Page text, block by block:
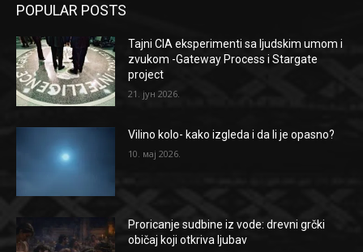
POPULAR POSTS
Tajni CIA eksperimenti sa ljudskim umom i
zvukom -Gateway Process i Stargate
project
21. јун 2026.
Vilino kolo- kako izgleda i da li je opasno?
10. мај 2026.
Proricanje sudbine iz vode: drevni grčki
običaj koji otkriva ljubav